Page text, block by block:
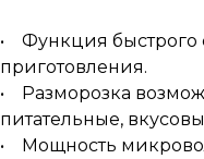
• Функция быстрого
приготовления.
• Разморозка
питательные,
• Мощность